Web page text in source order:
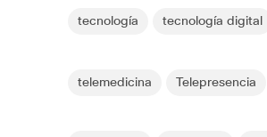
tecnología tecnología digital
telemedicina Telepresencia